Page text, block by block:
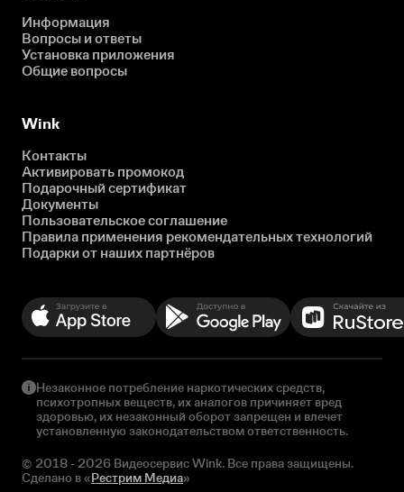
Информация
Вопросы и ответы
Установка приложения
Общие вопросы
Wink
Контакты
Активировать промокод
Подарочный сертификат
Документы
Пользовательское соглашение
Правила применения рекомендательных технологий
Подарки от наших партнёров
Незаконное потребление наркотических средств,
психотропных веществ, их аналогов причиняет вред
здоровью, их незаконный оборот запрещен и влечет
установленную законодательством ответственность.
© 2018 - 2026 Видеосервис Wink. Все права защищены.
Сделано в «Рестрим Медиа»